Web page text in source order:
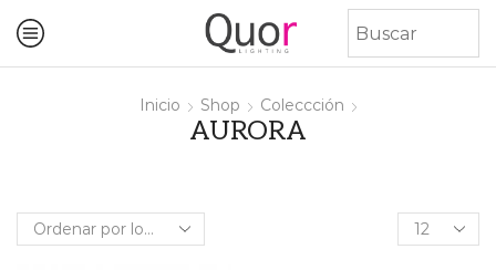
Inicio Shop Coleccción
AURORA
Products
per